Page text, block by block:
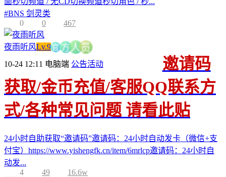
#BNS 剑灵类
0
0 467
夜雨听风Lv.9官 方 人 员
10-24 12:11 电脑端 公告活动
邀请码
获取/金币充值/客服QQ联系方
式/各种常见问题 请看此贴
24小时自助获取“邀请码”邀请码：24小时自动发卡（微信+支
付宝）https://www.yishengfk.cn/item/6mrlcp邀请码：24小时自
动发...
4
49 16.6w